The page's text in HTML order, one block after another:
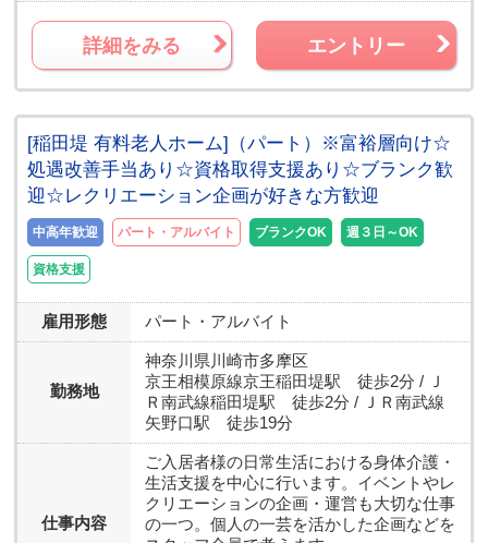
詳細をみる エントリー
[稲田堤 有料老人ホーム]（パート）※富裕層向け☆
処遇改善手当あり☆資格取得支援あり☆ブランク歓
迎☆レクリエーション企画が好きな方歓迎
中高年歓迎 パート・アルバイト ブランクOK 週３日～OK
資格支援
雇用形態 パート・アルバイト
勤務地
神奈川県 川崎市多摩区
京王相模原線京王稲田堤駅 徒歩2分 / Ｊ
Ｒ南武線稲田堤駅 徒歩2分 / ＪＲ南武線
矢野口駅 徒歩19分
仕事内容
ご入居者様の日常生活における身体介護・
生活支援を中心に行います。イベントやレ
クリエーションの企画・運営も大切な仕事
の一つ。個人の一芸を活かした企画などを